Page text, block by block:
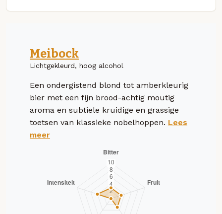
Meibock
Lichtgekleurd, hoog alcohol
Een ondergistend blond tot amberkleurig
bier met een fijn brood-achtig moutig
aroma en subtiele kruidige en grassige
toetsen van klassieke nobelhoppen. Lees
meer